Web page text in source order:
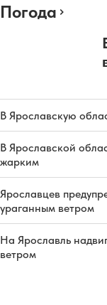
Погода
В Ярославскую
В Ярославской
жарким
Ярославцев
ураганным ветром
На Ярославль
ветром